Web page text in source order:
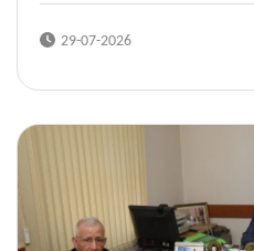
29-07-2026